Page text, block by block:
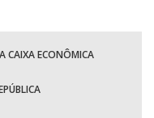
CAIXA ECONÔMICA